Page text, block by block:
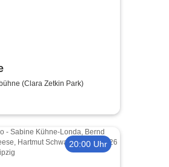
(Clara Zetkin Park)
20:00 Uhr